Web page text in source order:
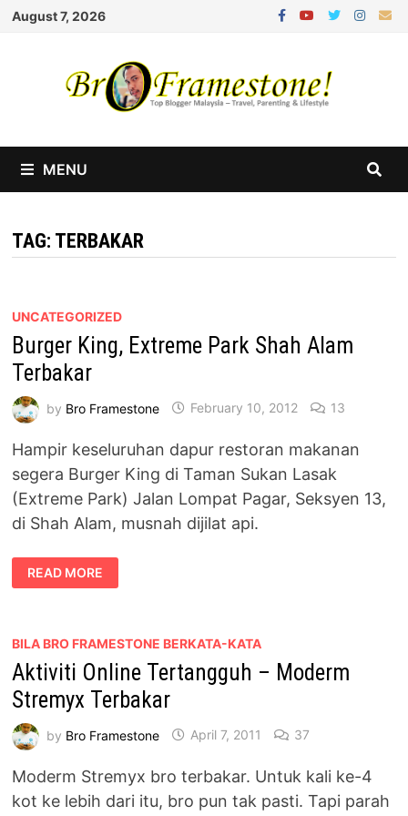
Skip
August 7, 2026
MENU
TAG: TERBAKAR
UNCATEGORIZED
Burger King, Extreme Park Shah Alam
Terbakar
by Bro Framestone February 10, 2012 13
Hampir keseluruhan dapur restoran makanan
segera Burger King di Taman Sukan Lasak
(Extreme Park) Jalan Lompat Pagar, Seksyen 13,
di Shah Alam, musnah dijilat api.
BURGER
KING,
EXTREME
TERBAKAR
READ MORE
BILA BRO FRAMESTONE BERKATA-KATA
Aktiviti Online Tertangguh – Moderm
Stremyx Terbakar
by Bro Framestone April 7, 2011 37
Moderm Stremyx bro terbakar. Untuk kali ke-4
kot ke lebih dari itu, bro pun tak pasti. Tapi parah